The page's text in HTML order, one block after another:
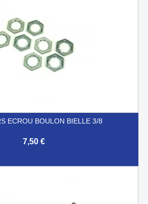
ECROU BOULON BIELLE 3/8
7,50 €